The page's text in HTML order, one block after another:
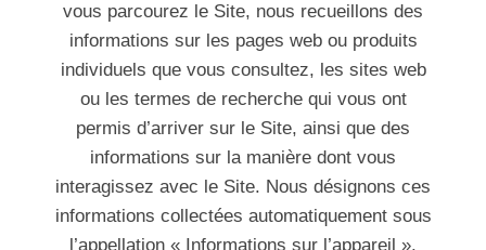
vous parcourez le Site, nous recueillons des
informations sur les pages web ou produits
individuels que vous consultez, les sites web
ou les termes de recherche qui vous ont
permis d’arriver sur le Site, ainsi que des
informations sur la manière dont vous
interagissez avec le Site. Nous désignons ces
informations collectées automatiquement sous
l’appellation « Informations sur l’appareil ».